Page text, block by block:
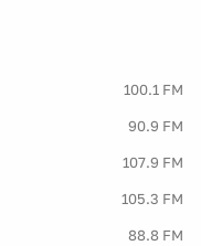
100.1 FM
90.9 FM
107.9 FM
105.3 FM
88.8 FM